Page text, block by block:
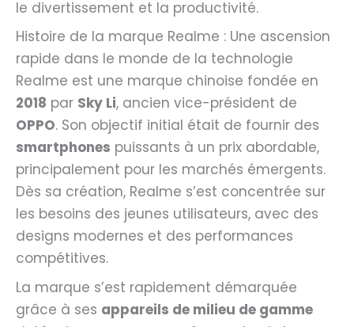
le divertissement et la productivité.
Histoire de la marque Realme : Une ascension
rapide dans le monde de la technologie
Realme est une marque chinoise fondée en
2018 par Sky Li, ancien vice-président de
OPPO. Son objectif initial était de fournir des
smartphones puissants à un prix abordable,
principalement pour les marchés émergents.
Dès sa création, Realme s’est concentrée sur
les besoins des jeunes utilisateurs, avec des
designs modernes et des performances
compétitives.
La marque s’est rapidement démarquée
grâce à ses appareils de milieu de gamme